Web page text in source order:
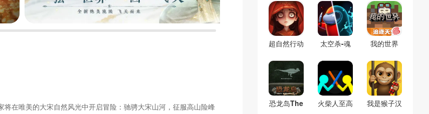
在唯美的大宋自然风光中开启冒险：驰骋大宋山河，征服高山险峰
(0.1折)
超自然行动
组
太空杀-魂
警长
我的世界
(官服)
恐龙岛The
火柴人至高
我是猴子汉